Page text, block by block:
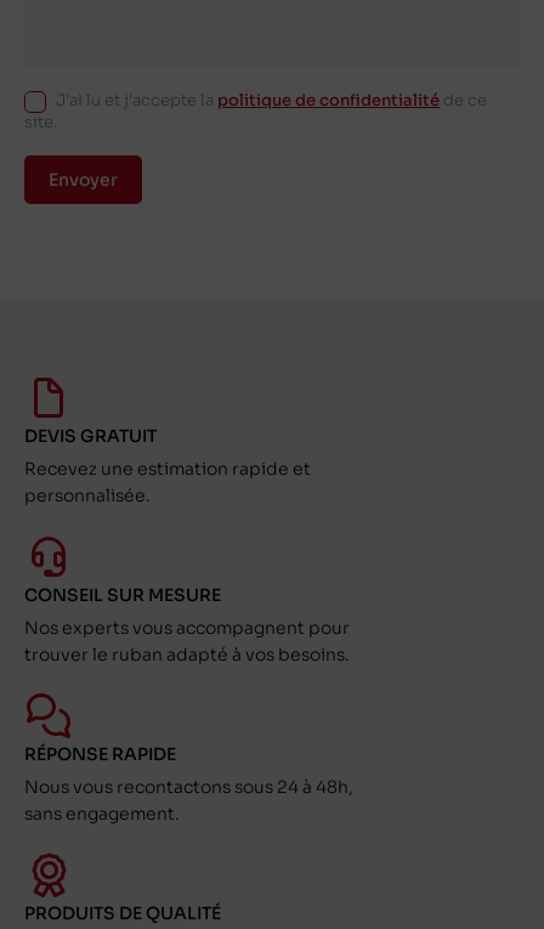
J'ai lu et j'accepte la politique de confidentialité de ce
site.
Envoyer
DEVIS GRATUIT
Recevez une estimation rapide et
personnalisée.
CONSEIL SUR MESURE
Nos experts vous accompagnent pour
trouver le ruban adapté à vos besoins.
RÉPONSE RAPIDE
Nous vous recontactons sous 24 à 48h,
sans engagement.
PRODUITS DE QUALITÉ